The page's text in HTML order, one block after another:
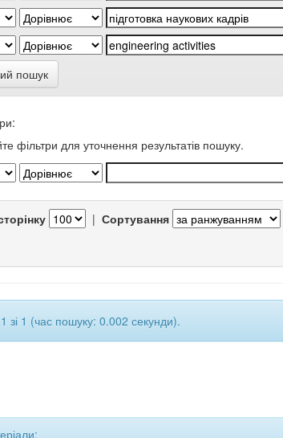
пошук
фільтри для уточнення результатів пошуку.
| Сортування
зі 1 (час пошуку: 0.002 секунди).